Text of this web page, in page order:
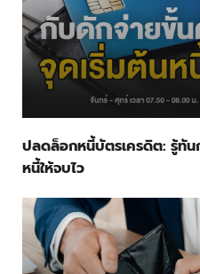
ปลดล็อกหนี้บัตรเครดิต: รู้ทัน
หนี้ให้จบไว